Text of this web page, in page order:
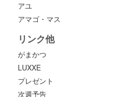
アユ
アマゴ・マス
リンク他
がまかつ
LUXXE
プレゼント
次週予告